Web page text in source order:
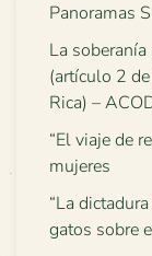
Panoramas
La
(artículo 2
Rica) –
“El viaje de
mujeres
“La
gatos sobre